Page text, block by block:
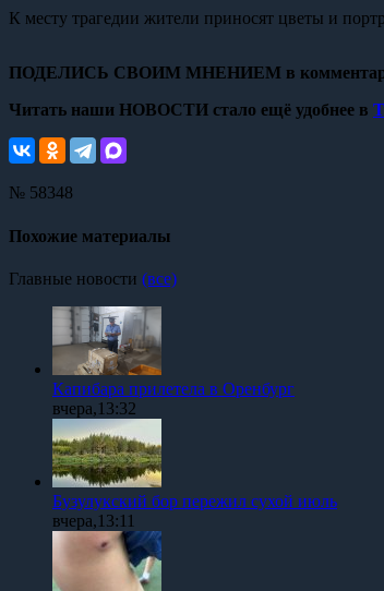
К месту трагедии жители приносят цветы и
ПОДЕЛИСЬ СВОИМ МНЕНИЕМ в
Читать наши НОВОСТИ стало ещё удобнее в
№ 58348
Похожие материалы
Главные новости (все)
Капибара прилетела в Оренбург
вчера,13:32
Бузулукский бор пережил сухой июль
вчера,13:11